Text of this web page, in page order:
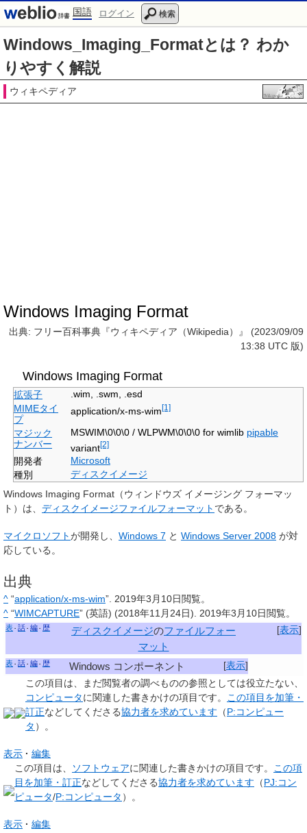
国語 ログイン 検索
Windows_Imaging_Formatとは？ わか
りやすく解説
ウィキペディア
Windows Imaging Format
出典: フリー百科事典『ウィキペディア（Wikipedia）』 (2023/09/09
13:38 UTC 版)
Windows Imaging Format
拡張子 .wim, .swm, .esd
MIMEタイ
プ
application/x-ms-wim[1]
マジック
ナンバー
MSWIM\0\0\0 / WLPWM\0\0\0 for wimlib pipable
variant[2]
開発者
Microsoft
種別
ディスクイメージ
Windows Imaging Format （ウィンドウズ イメージング フォーマッ
ト）は、 ディスクイメージファイルフォーマット である。
マイクロソフトが開発し、 Windows 7 と Windows Server 2008 が対
応している。
出典
^ “application/x-ms-wim”. 2019年3月10日閲覧。
^ “WIMCAPTURE” (英語) (2018年11月24日). 2019年3月10日閲覧。
[表示]
表 話 編 歴 ディスクイメージのファイルフォー
マット
[表示]
表 話 編 歴 Windows コンポーネント
この項目は、まだ閲覧者の調べものの参照としては役立たない、
コンピュータに関連した書きかけの項目です。
この項目を加筆・
訂正などしてくださる協力者を求めています （P:コンピュー
タ ）。
表示
編集
この項目は、
ソフトウェアに関連した書きかけの項目です。
この項
目を加筆・訂正などしてくださる協力者を求めています （PJ:コン
ピュータ/P:コンピュータ ）。
表示 編集